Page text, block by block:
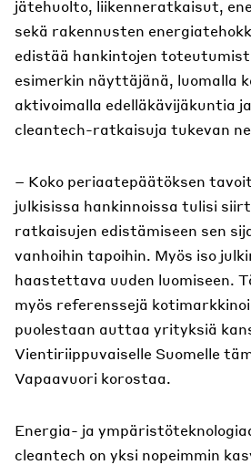
jätehuolto, liikenneratkaisut,
sekä rakennusten
edistää hankintojen
esimerkin näyttäjänä, luomalla
aktivoimalla edelläkävijäkuntia
cleantech-ratkaisuja tukevan
– Koko periaatepäätöksen
julkisissa hankinnoissa tulisi
ratkaisujen edistämiseen sen
vanhoihin tapoihin. Myös iso
haastettava uuden luomiseen.
myös referenssejä
puolestaan auttaa yrityksiä
Vientiriippuvaiselle Suomelle
Vapaavuori korostaa.
Energia- ja
cleantech on yksi nopeimmin